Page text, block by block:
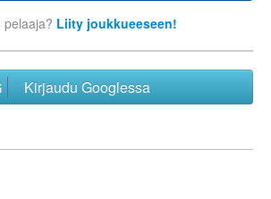
pelaaja? Liity joukkueeseen!
Kirjaudu Googlessa